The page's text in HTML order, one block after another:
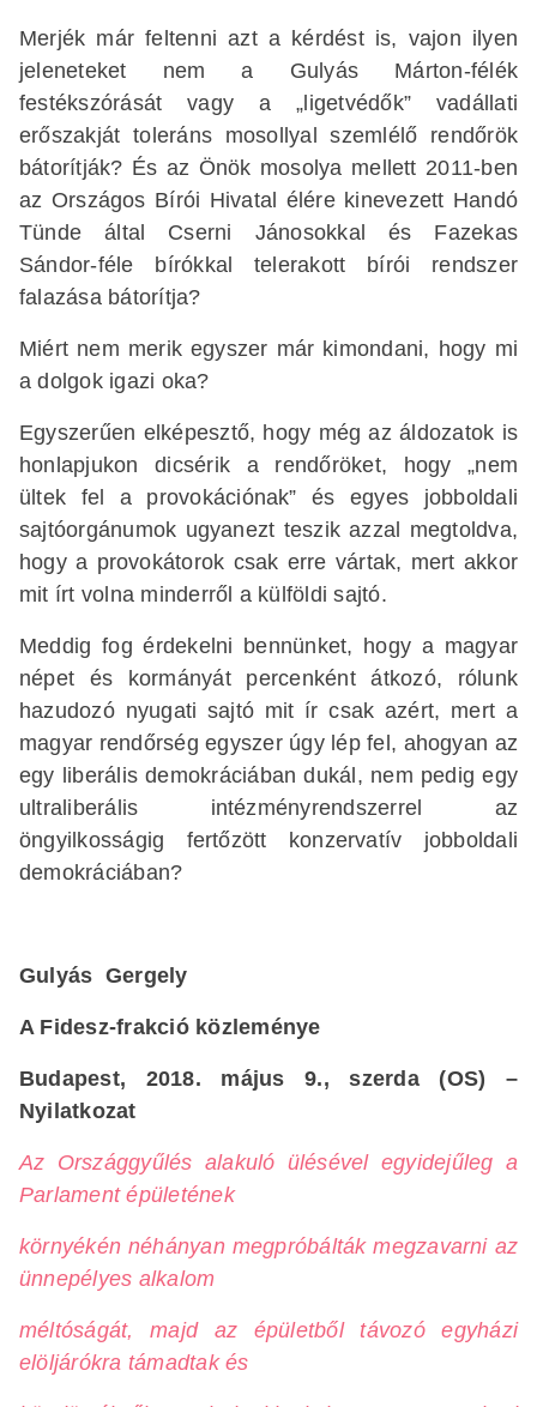
Merjék már feltenni azt a kérdést is, vajon ilyen
jeleneteket nem a Gulyás Márton-félék
festékszórását vagy a „ligetvédők” vadállati
erőszakját toleráns mosollyal szemlélő rendőrök
bátorítják? És az Önök mosolya mellett 2011-ben
az Országos Bírói Hivatal élére kinevezett Handó
Tünde által Cserni Jánosokkal és Fazekas
Sándor-féle bírókkal telerakott bírói rendszer
falazása bátorítja?
Miért nem merik egyszer már kimondani, hogy mi
a dolgok igazi oka?
Egyszerűen elképesztő, hogy még az áldozatok is
honlapjukon dicsérik a rendőröket, hogy „nem
ültek fel a provokációnak” és egyes jobboldali
sajtóorgánumok ugyanezt teszik azzal megtoldva,
hogy a provokátorok csak erre vártak, mert akkor
mit írt volna minderről a külföldi sajtó.
Meddig fog érdekelni bennünket, hogy a magyar
népet és kormányát percenként átkozó, rólunk
hazudozó nyugati sajtó mit ír csak azért, mert a
magyar rendőrség egyszer úgy lép fel, ahogyan az
egy liberális demokráciában dukál, nem pedig egy
ultraliberális intézményrendszerrel az
öngyilkosságig fertőzött konzervatív jobboldali
demokráciában?
Gulyás Gergely
A Fidesz-frakció közleménye
Budapest, 2018. május 9., szerda (OS) –
Nyilatkozat
Az Országgyűlés alakuló ülésével egyidejűleg a
Parlament épületének
környékén néhányan megpróbálták megzavarni az
ünnepélyes alkalom
méltóságát, majd az épületből távozó egyházi
elöljárókra támadtak és